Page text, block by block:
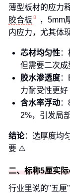
薄型板材的应力
胶合板
，5mm
内应力，尤其体
芯材均匀性
但需要二次
胶水渗透度
力耐受性更好
含水率浮动
2%，引发局
结论：选厚度均
要 ⚠️
二、标称5厘实
行业里说的"五厘